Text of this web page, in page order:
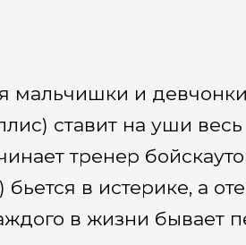
мальчишки и
ставит на уши весь
тренер
в истерике, а
в жизни бывает